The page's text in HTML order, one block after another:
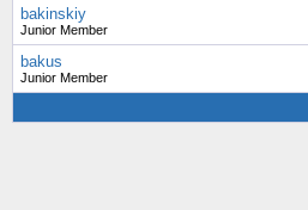
bakinskiy
Junior Member
bakus
Junior Member